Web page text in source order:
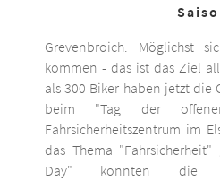
Grevenbroich. Möglichst
kommen - das ist das Ziel
als 300 Biker haben jetzt die
beim "Tag der
Fahrsicherheitszentrum im
das Thema
Day" konnten die